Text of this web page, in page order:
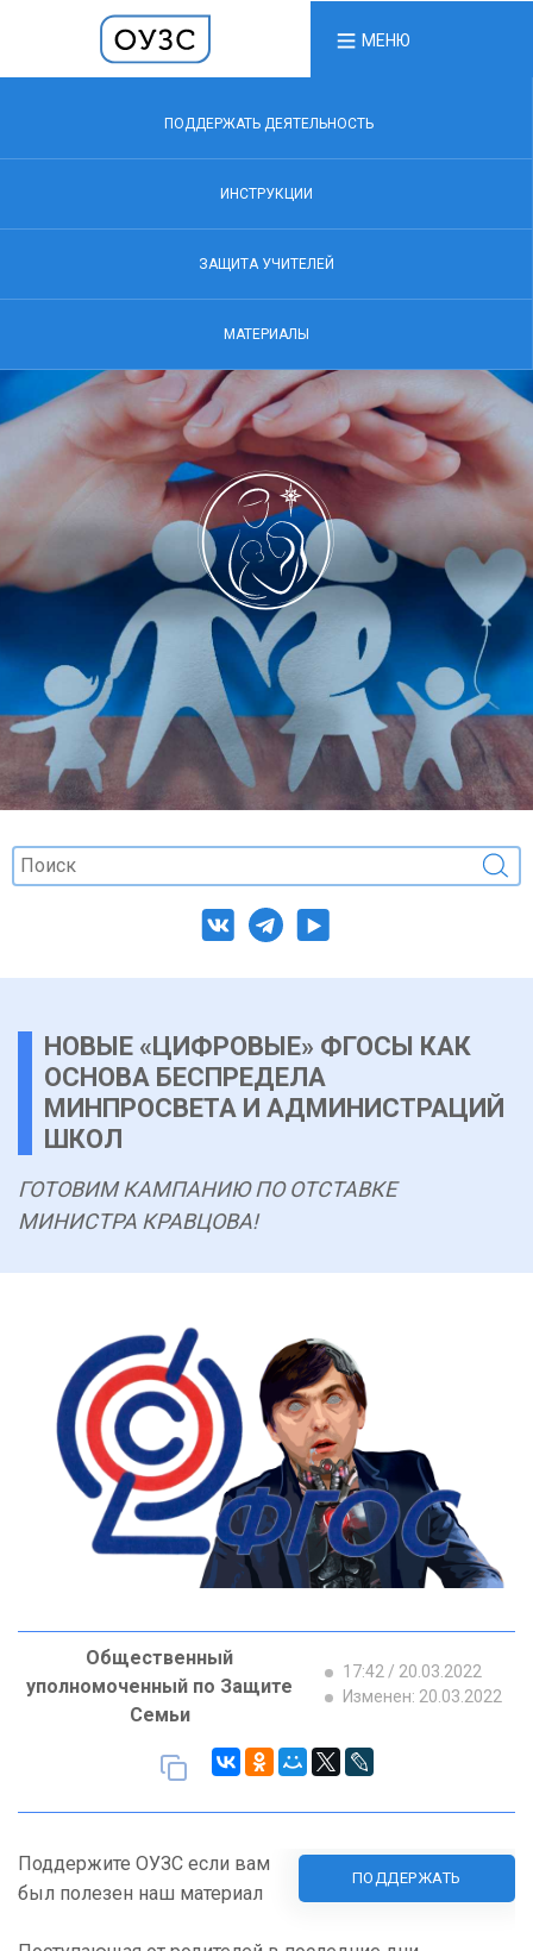
МЕНЮ
ПОДДЕРЖАТЬ ДЕЯТЕЛЬНОСТЬ
ИНСТРУКЦИИ
ЗАЩИТА УЧИТЕЛЕЙ
МАТЕРИАЛЫ
НОВЫЕ «ЦИФРОВЫЕ» ФГОСЫ КАК
ОСНОВА БЕСПРЕДЕЛА
МИНПРОСВЕТА И АДМИНИСТРАЦИЙ
ШКОЛ
ГОТОВИМ КАМПАНИЮ ПО ОТСТАВКЕ
МИНИСТРА КРАВЦОВА!
Общественный
уполномоченный по Защите
Семьи
17:42 / 20.03.2022
Изменен: 20.03.2022
Поддержите ОУЗС если вам
был полезен наш материал
ПОДДЕРЖАТЬ